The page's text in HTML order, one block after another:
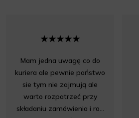
Mam jedna uwagę co do
kuriera ale pewnie państwo
sie tym nie zajmują ale
warto rozpatrzeć przy
składaniu zamówienia i ro...